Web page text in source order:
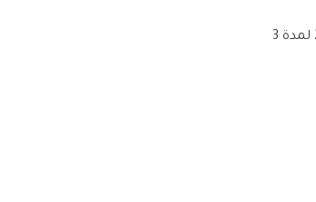
عروض لولو جدة الطازج بصفحة واحدة الاحد 16 مارس 2025 لمدة 3